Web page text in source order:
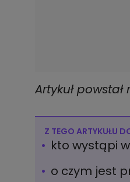
Artykuł
Z TEGO ARTYKUŁU
kto wystąpi w
o czym jest